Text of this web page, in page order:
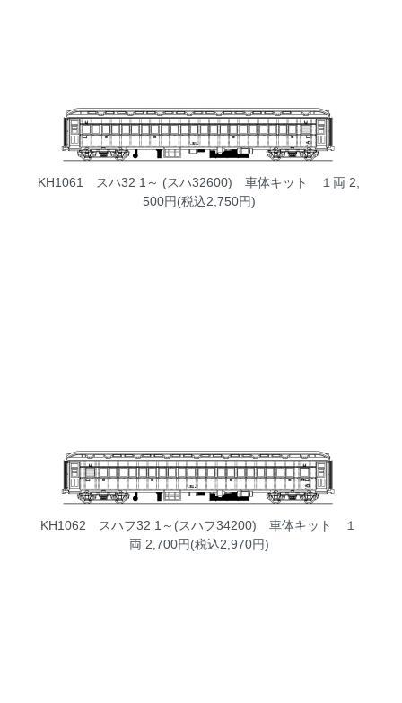
KH1061 スハ32 1～ (スハ32600) 車体キット １両 2,
500円(税込2,750円)
KH1062 スハフ32 1～(スハフ34200) 車体キット １
両 2,700円(税込2,970円)